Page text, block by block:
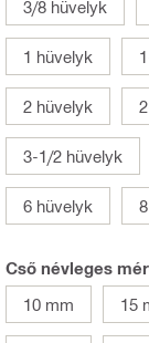
3/8 hüvelyk
1 hüvelyk
2 hüvelyk
3-1/2 hüvelyk
6 hüvelyk
Cső névleges
10 mm
15